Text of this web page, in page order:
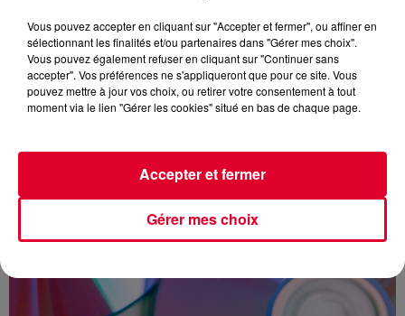
Vous pouvez accepter en cliquant sur "Accepter et fermer", ou affiner en
sélectionnant les finalités et/ou partenaires dans "Gérer mes choix".
Vous pouvez également refuser en cliquant sur "Continuer sans
accepter". Vos préférences ne s'appliqueront que pour ce site. Vous
pouvez mettre à jour vos choix, ou retirer votre consentement à tout
moment via le lien "Gérer les cookies" situé en bas de chaque page.
Gérer mes choix
Accepter et fermer